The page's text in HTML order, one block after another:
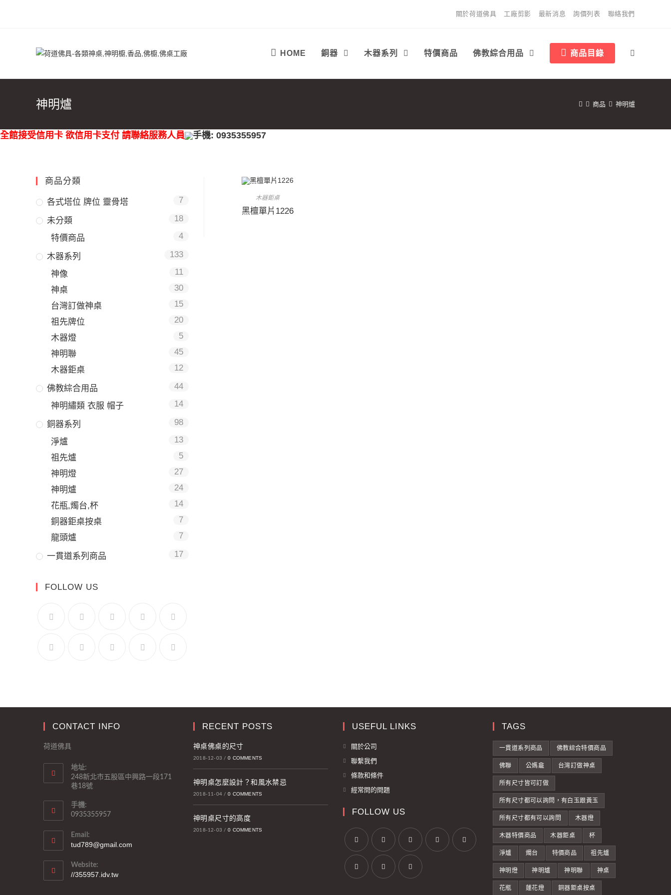
關於荷道佛具 工廠剪影 最新消息 詢價列表 聯絡我們
HOME 銅器 木器系列 特價商品 佛教綜合用品 商品目錄
神明爐 商品 神明爐
全館接受信用卡 欲信用卡支付 請聯絡服務人員 手機: 0935355957
木器鉅桌
黑檀單片1226
商品分類
各式塔位 牌位 靈骨塔 7
未分類 18
特價商品 4
木器系列 133
神像
11
神桌
30
台灣訂做神桌
15
祖先牌位
20
木器燈
5
神明聯
45
木器鉅桌
12
佛教綜合用品 44
神明繡類 衣服 帽子 14
銅器系列 98
淨爐
13
祖先爐
5
神明燈
27
神明爐
24
花瓶,燭台,杯
14
銅器鉅桌按桌
7
龍頭爐
7
一貫道系列商品 17
FOLLOW US
CONTACT INFO
荷道佛具
地址:
248新北市五股區中興路一段171
巷18號
手機:
0935355957
Email:
tud789@gmail.com
Website:
//355957.idv.tw
RECENT POSTS
神桌佛桌的尺寸
2018-12-03 / 0 COMMENTS
神明桌怎麼設計？和風水禁忌
2018-11-04 / 0 COMMENTS
神明桌尺寸的高度
2018-12-03 / 0 COMMENTS
USEFUL LINKS
關於公司
聯繫我們
條款和條件
經常問的問題
FOLLOW US
TAGS
一貫道系列商品 佛教綜合特價商品
佛聯 公媽龕 台灣訂做神桌
所有尺寸皆可訂做
所有尺寸都可以詢問，有白玉跟黃玉
所有尺寸都有可以詢問 木器燈
木器特價商品 木器鉅桌 杯
淨爐 燭台 特價商品 祖先爐
神明燈 神明爐 神明聯 神桌
花瓶 蓮花燈 銅器鉅桌按桌